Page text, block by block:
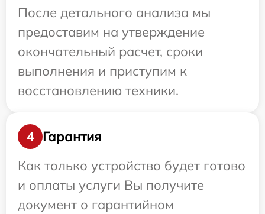
После детального анализа мы
предоставим на утверждение
окончательный расчет, сроки
выполнения и приступим к
восстановлению техники.
4
Гарантия
Как только устройство будет готово
и оплаты услуги Вы получите
документ о гарантийном